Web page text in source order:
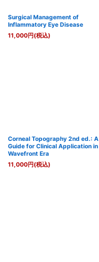
Surgical Management of
Inflammatory Eye Disease
11,000円(税込)
Corneal Topography 2nd ed.: A
Guide for Clinical Application in
Wavefront Era
11,000円(税込)